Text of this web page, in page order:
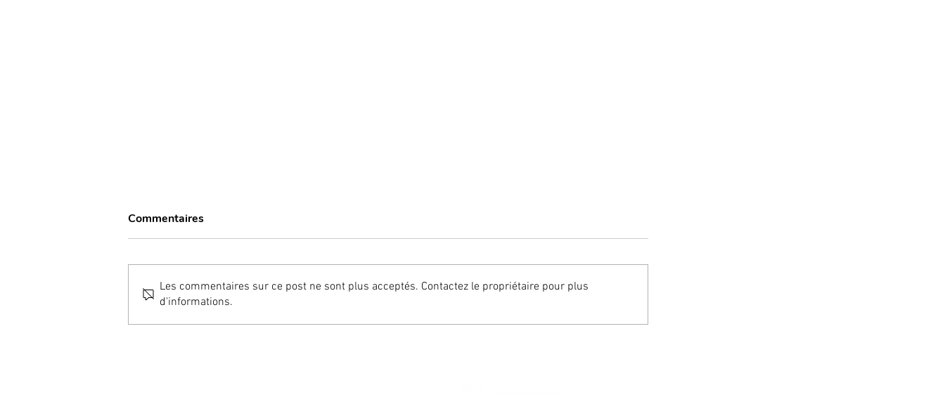
“Bone Smashing” ; une
Des pharmaciens autorisés
Une étude pour détecter les
Commentaires
Les commentaires sur ce post ne sont plus acceptés. Contactez le propriétaire pour plus
d'informations.